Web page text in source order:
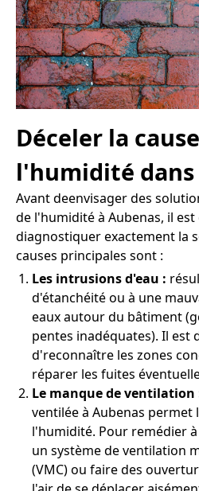
Déceler la
l'humidité dans
Avant deenvisager des
de l'humidité à Aubenas, il est
diagnostiquer exactement la
causes principales sont :
Les intrusions d'eau :
d'étanchéité ou à une
eaux autour du bâtiment
pentes inadéquates). Il est
d'reconnaître les zones
réparer les fuites
Le manque de ventilation
ventilée à Aubenas permet
l'humidité. Pour remédier
un système de ventilation
(VMC) ou faire des